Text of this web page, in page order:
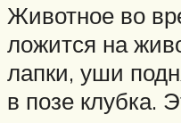
Животное во
ложится на
лапки, уши
в позе клубка.